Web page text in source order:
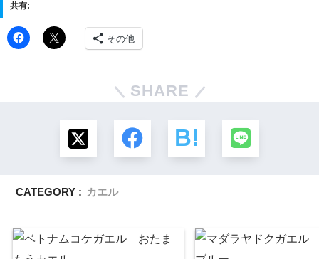
共有:
その他
SHARE
CATEGORY : カエル